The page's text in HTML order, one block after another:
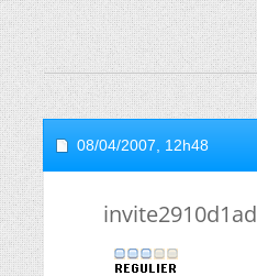
08/04/2007, 12h48
invite2910d1ad